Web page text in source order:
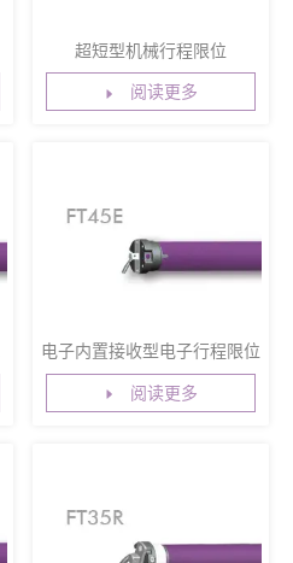
超短型机械行程限位
阅读更多
电子内置接收型电子行程限位
阅读更多